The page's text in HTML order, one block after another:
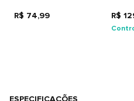
R$ 74,99
R$
ESPECIFICAÇÕES